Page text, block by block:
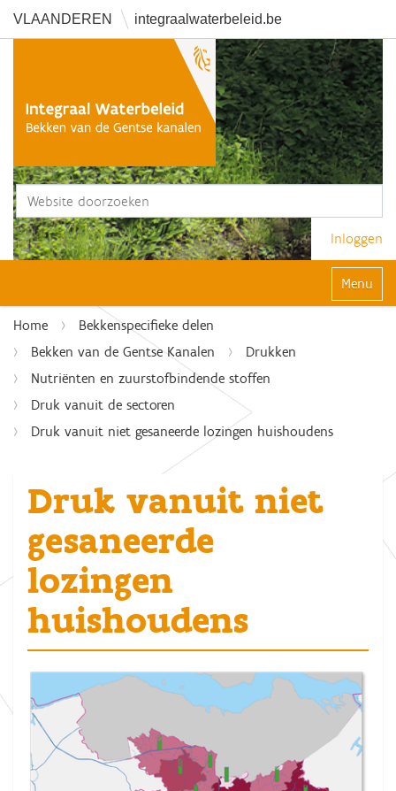
VLAANDEREN integraalwaterbeleid.be
Zoek
Geavanceerd zoeken...
Inloggen
Klap
Home
Bekkenspecifieke delen
Bekken van de Gentse Kanalen
Drukken
Nutriënten en zuurstofbindende stoffen
Druk vanuit de sectoren
Druk vanuit niet gesaneerde lozingen huishoudens
Druk vanuit niet
gesaneerde
lozingen
huishoudens